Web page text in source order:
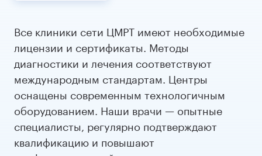
Все клиники сети ЦМРТ имеют необходимые
лицензии и сертификаты. Методы
диагностики и лечения соответствуют
международным стандартам. Центры
оснащены современным технологичным
оборудованием. Наши врачи — опытные
специалисты, регулярно подтверждают
квалификацию и повышают